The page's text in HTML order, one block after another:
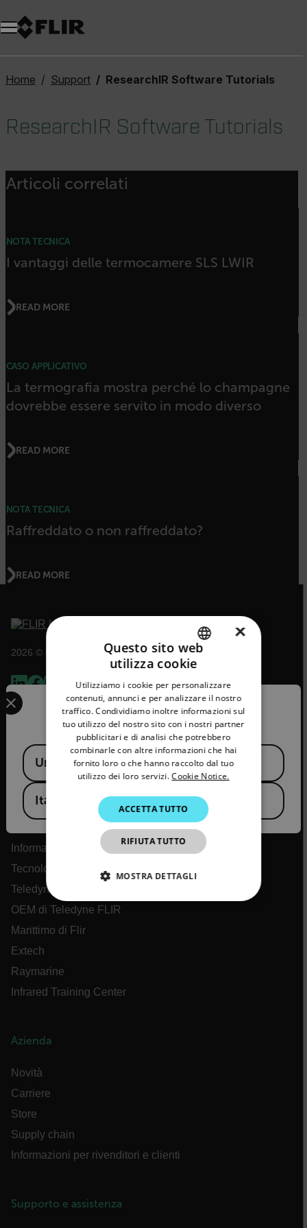
Unread messages
Modello
Rimuovi
articoli
articolo
Aggiungi al carrello
Aggiunto al carrello
Home Support ResearchIR Software Tutorials
ResearchIR Software Tutorials
Articoli correlati
NOTA TECNICA
I vantaggi delle termocamere SLS LWIR
READ MORE
CASO APPLICATIVO
La termografia mostra perché lo champagne
dovrebbe essere servito in modo diverso
READ MORE
NOTA TECNICA
Raffreddato o non raffreddato?
READ MORE
2026 © Flir Tutti i diritti riservati.
Flir
Informazioni su Flir
Tecnologie Teledyne
Teledyne FLIR Defense
OEM di Teledyne FLIR
Marittimo di Flir
Extech
Raymarine
Infrared Training Center
Azienda
Novità
Carriere
Store
Supply chain
Informazioni per rivenditori e clienti
Supporto e assistenza
Confirm Location
Select your preferred country and language from the
Available Locations
United States
Italy
ENGLISH
FRENCH
SPANISH
PORTUGUESE
KOREAN
JAPANESE
CHINESE
×
Questo sito web
utilizza cookie
Utilizziamo i cookie per personalizzare
contenuti, annunci e per analizzare il nostro
traffico. Condividiamo inoltre informazioni sul
tuo utilizzo del nostro sito con i nostri partner
pubblicitari e di analisi che potrebbero
combinarle con altre informazioni che hai
fornito loro o che hanno raccolto dal tuo
utilizzo dei loro servizi. Cookie Notice.
ACCETTA TUTTO
RIFIUTA TUTTO
MOSTRA DETTAGLI
STRETTAMENTE NECESSARI
l"accesso dell"utente e la gestione dell"account. Il
senza i cookie strettamente necessari.
cart_products_oids